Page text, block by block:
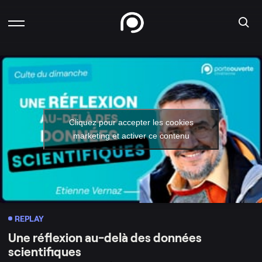
Cliquez pour accepter les cookies
marketing et activer ce contenu
REPLAY
Une réflexion au-delà des données
scientifiques